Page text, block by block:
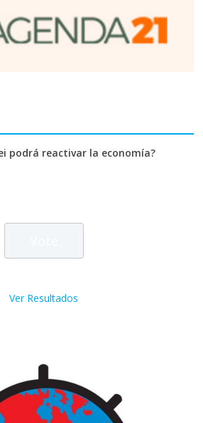
podrá reactivar la economía?
Ver Resultados